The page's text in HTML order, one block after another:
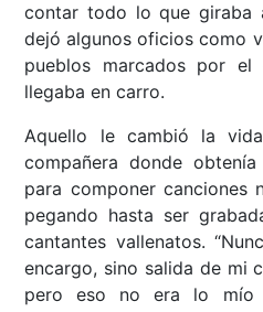
contar todo lo que giraba
dejó algunos oficios como
pueblos marcados por
llegaba en carro.
Aquello le cambió la
compañera donde
para componer canciones
pegando hasta ser
cantantes vallenatos.
encargo, sino salida de mi
pero eso no era lo mío